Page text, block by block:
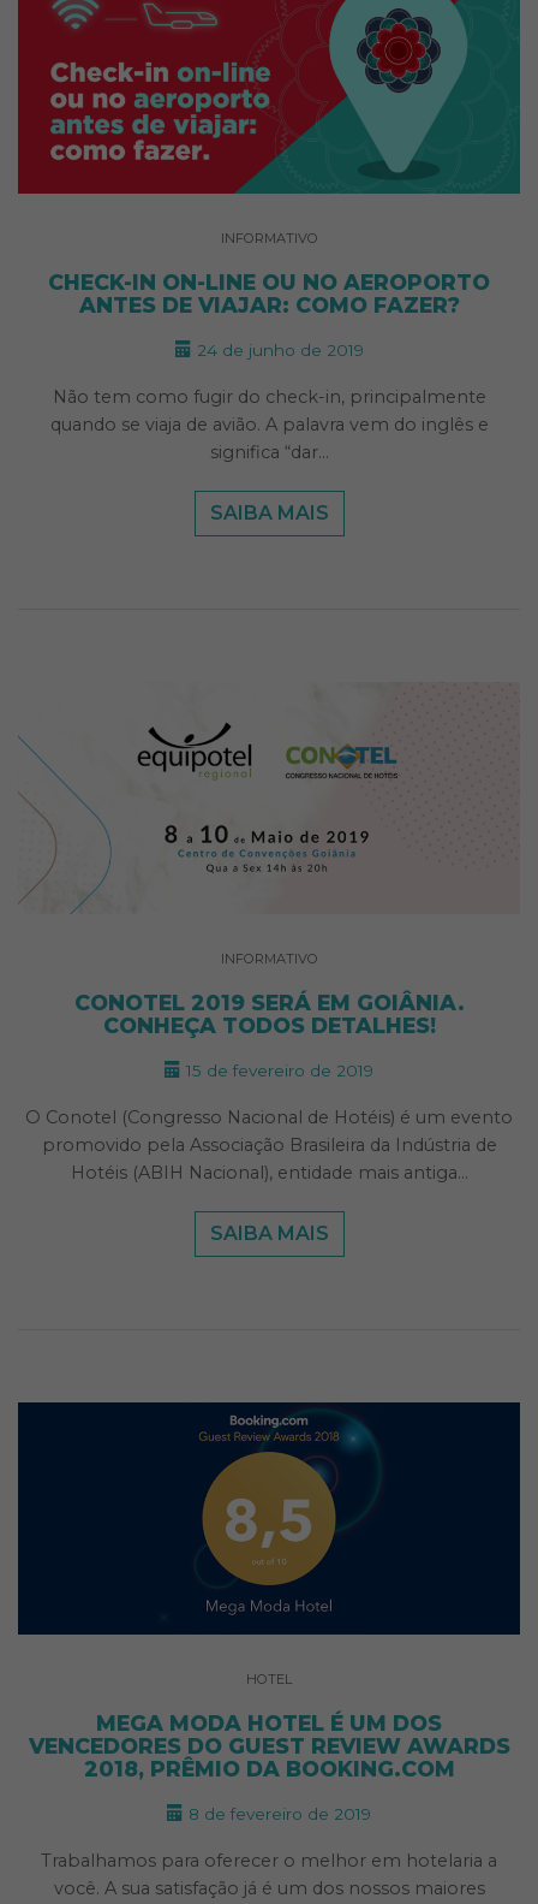
INFORMATIVO
CHECK-IN ON-LINE OU NO AEROPORTO
ANTES DE VIAJAR: COMO FAZER?
24 de junho de 2019
Não tem como fugir do check-in, principalmente
quando se viaja de avião. A palavra vem do inglês e
significa “dar…
SAIBA MAIS
INFORMATIVO
CONOTEL 2019 SERÁ EM GOIÂNIA.
CONHEÇA TODOS DETALHES!
15 de fevereiro de 2019
O Conotel (Congresso Nacional de Hotéis) é um evento
promovido pela Associação Brasileira da Indústria de
Hotéis (ABIH Nacional), entidade mais antiga…
SAIBA MAIS
HOTEL
MEGA MODA HOTEL É UM DOS
VENCEDORES DO GUEST REVIEW AWARDS
2018, PRÊMIO DA BOOKING.COM
8 de fevereiro de 2019
Trabalhamos para oferecer o melhor em hotelaria a
você. A sua satisfação já é um dos nossos maiores